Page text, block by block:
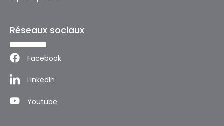
Réseaux sociaux
Facebook
LinkedIn
Youtube